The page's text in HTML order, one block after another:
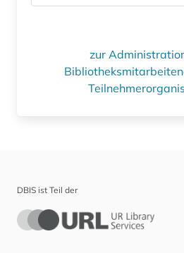
zur
DBIS ist Teil der